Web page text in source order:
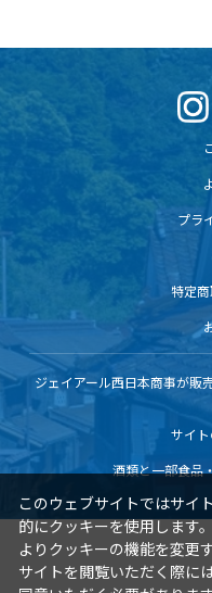
プラ
特定
ジェイアール西日本商事が販
サイ
酒類と一部食品
このウェブサイトではサイ
的にクッキーを使用します
よりクッキーの機能を変更
サイトを閲覧いただく際に